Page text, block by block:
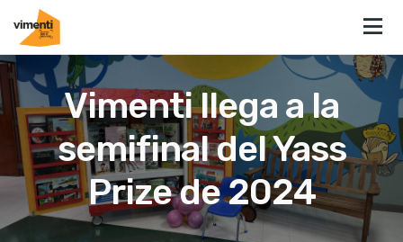
Vimenti llega a la
semifinal del Yass
Prize de 2024